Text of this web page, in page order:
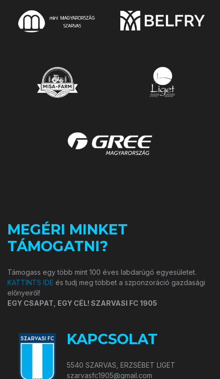
MEGÉRI MINKET
TÁMOGATNI?
Támogass egy több mint 100 éves labdarúgó egyesületet.
KATTINTS IDE és tudj meg többet a szponzoráció gazdasági
előnyeiről!
EGY CSAPAT, EGY CÉL! SZARVASI FC 1905
KAPCSOLAT
5540 SZARVAS, ERZSÉBET LIGET
szarvasfc1905@gmail.com